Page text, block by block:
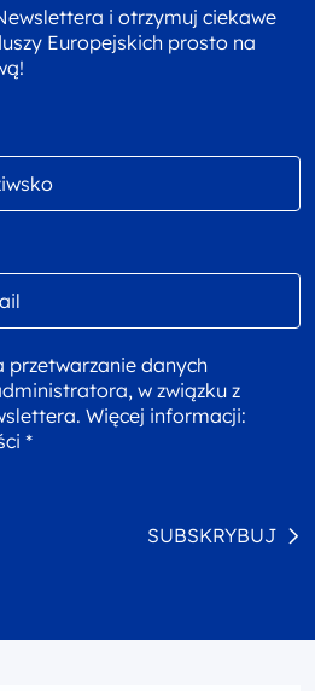
i otrzymuj ciekawe
Europejskich prosto na
przetwarzanie danych
w związku z
Więcej informacji:
*
SUBSKRYBUJ